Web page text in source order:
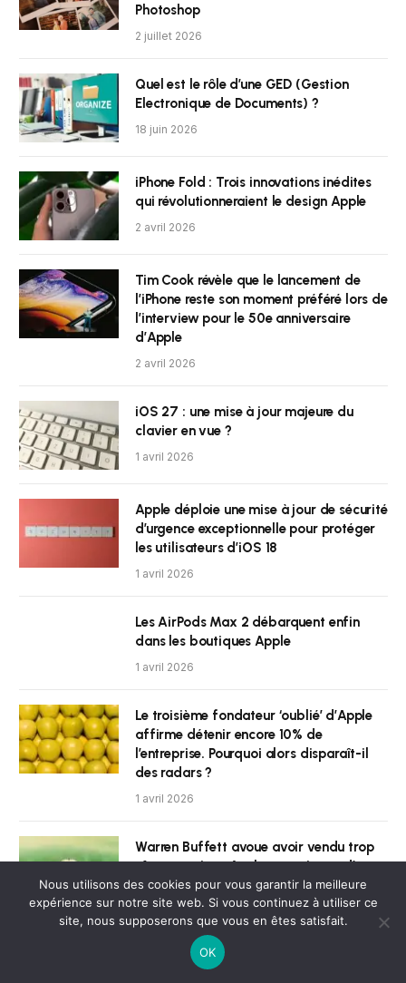
Photoshop
2 juillet 2026
Quel est le rôle d’une GED (Gestion
Electronique de Documents) ?
18 juin 2026
iPhone Fold : Trois innovations inédites
qui révolutionneraient le design Apple
2 avril 2026
Tim Cook révèle que le lancement de
l’iPhone reste son moment préféré lors de
l’interview pour le 50e anniversaire
d’Apple
2 avril 2026
iOS 27 : une mise à jour majeure du
clavier en vue ?
1 avril 2026
Apple déploie une mise à jour de sécurité
d’urgence exceptionnelle pour protéger
les utilisateurs d’iOS 18
1 avril 2026
Les AirPods Max 2 débarquent enfin
dans les boutiques Apple
1 avril 2026
Le troisième fondateur ‘oublié’ d’Apple
affirme détenir encore 10% de
l’entreprise. Pourquoi alors disparaît-il
des radars ?
1 avril 2026
Warren Buffett avoue avoir vendu trop
tôt ses actions Apple et envisage d’en
racheter, mais avec certaines réserves
1 avril 2026
Nous utilisons des cookies pour vous garantir la meilleure
expérience sur notre site web. Si vous continuez à utiliser ce
site, nous supposerons que vous en êtes satisfait.
OK